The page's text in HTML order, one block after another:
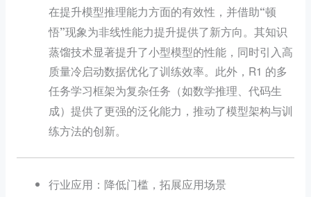
在提升模型推理能力方面的有效性，并借助“顿
悟”现象为非线性能力提升提供了新方向。其知识
蒸馏技术显著提升了小型模型的性能，同时引入高
质量冷启动数据优化了训练效率。此外，R1 的多
任务学习框架为复杂任务（如数学推理、代码生
成）提供了更强的泛化能力，推动了模型架构与训
练方法的创新。
行业应用：降低门槛，拓展应用场景